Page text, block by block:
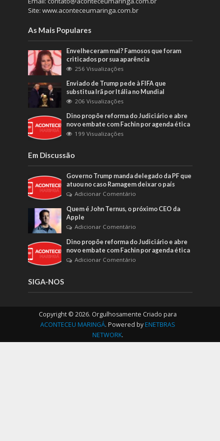
Site: www.aconteceumaringa.com.br
As Mais Populares
Envelheceram mal? Famosos que foram
criticados por sua aparência
256 Visualizações
Enviado de Trump pede à FIFA que
substitua Irã por Itália no Mundial
206 Visualizações
Dino propõe reforma do Judiciário e abre
novo embate com Fachin por agenda ética
199 Visualizações
Em Discussão
Governo Trump manda delegado da PF que
atuou no caso Ramagem deixar o país
Adicionar Comentário
Quem é John Ternus, o próximo CEO da
Apple
Adicionar Comentário
Dino propõe reforma do Judiciário e abre
novo embate com Fachin por agenda ética
Adicionar Comentário
SIGA-NOS
Copyright © 2026. Orgulhosamente Criado para
ACONTECEU MARINGÁ. Powered by ENETBRAS
NETWORK.